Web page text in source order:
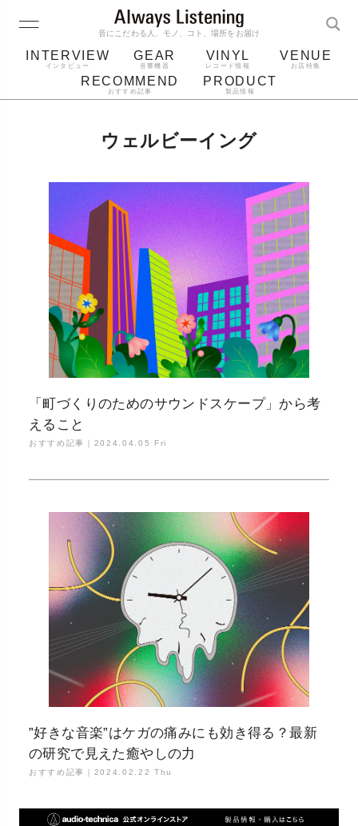
音にこだわる人、モノ、コト、場所をお届け
INTERVIEW
インタビュー
GEAR
音響機器
VINYL
レコード情報
VENUE
お店特集
RECOMMEND
おすすめ記事
PRODUCT
製品情報
ジャケット bluetooth アルバム
ウェルビーイング
「町づくりのためのサウンドスケープ」から考
えること
おすすめ記事｜ 2024.04.05 Fri
”好きな音楽”はケガの痛みにも効き得る？最新
の研究で見えた癒やしの力
おすすめ記事｜ 2024.02.22 Thu